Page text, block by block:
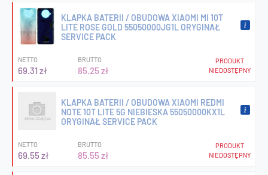
KLAPKA BATERII / OBUDOWA XIAOMI MI 10T
LITE ROSE GOLD 55050000JG1L ORYGINAŁ
SERVICE PACK
NETTO
69.31 zł
BRUTTO
85.25 zł
PRODUKT
NIEDOSTĘPNY
KLAPKA BATERII / OBUDOWA XIAOMI REDMI
NOTE 10T LITE 5G NIEBIESKA 55050000KX1L
ORYGINAŁ SERVICE PACK
NETTO
69.55 zł
BRUTTO
85.55 zł
PRODUKT
NIEDOSTĘPNY